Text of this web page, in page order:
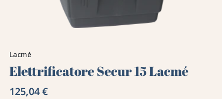
Lacmé
Elettrificatore Secur 15 Lacmé
125,04 €